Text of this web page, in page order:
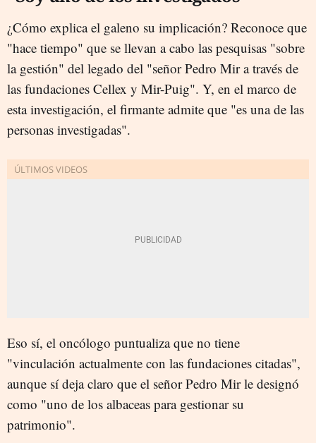
¿Cómo explica el galeno su implicación? Reconoce que
"hace tiempo" que se llevan a cabo las pesquisas "sobre
la gestión" del legado del "señor Pedro Mir a través de
las fundaciones Cellex y Mir-Puig". Y, en el marco de
esta investigación, el firmante admite que "es una de las
personas investigadas".
Eso sí, el oncólogo puntualiza que no tiene
"vinculación actualmente con las fundaciones citadas",
aunque sí deja claro que el señor Pedro Mir le designó
como "uno de los albaceas para gestionar su
patrimonio".